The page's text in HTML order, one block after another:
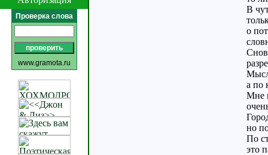
Проверка слова
www.gramota.ru
В
о
а по
Мне
но
По
это